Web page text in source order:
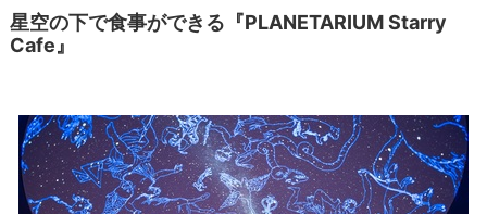
星空の下で食事ができる『PLANETARIUM Starry
Cafe』